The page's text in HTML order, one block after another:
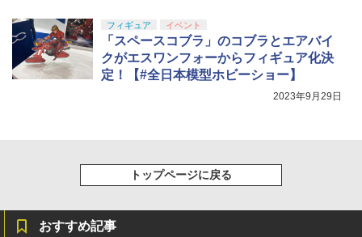
フィギュア イベント
「スペースコブラ」のコブラとエアバイ
クがエスワンフォーからフィギュア化決
定！【#全日本模型ホビーショー】
2023年9月29日
トップページに戻る
おすすめ記事